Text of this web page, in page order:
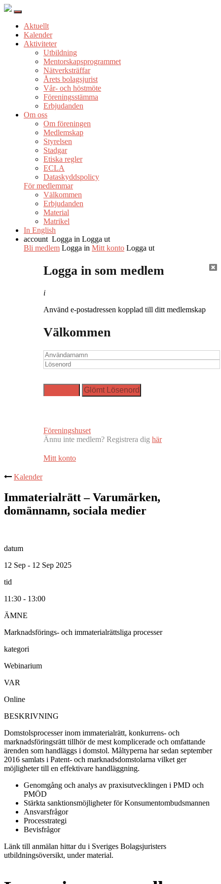
Aktuellt
Kalender
Aktiviteter
Utbildning
Mentorskapsprogrammet
Nätverksträffar
Årets bolagsjurist
Vår- och höstmöte
Föreningsstämma
Erbjudanden
Om oss
Om föreningen
Medlemskap
Styrelsen
Stadgar
Etiska regler
ECLA
Dataskyddspolicy
För medlemmar
Välkommen
Erbjudanden
Material
Matrikel
In English
account Logga in Logga ut
Bli medlem Logga in Mitt konto Logga ut
Logga in som medlem
i
Använd e-postadressen kopplad till ditt medlemskap
Välkommen
Föreningshuset
Ännu inte medlem? Registrera dig här
Mitt konto
Kalender
Immaterialrätt – Varumärken,
domännamn, sociala medier
datum
12 Sep - 12 Sep 2025
tid
11:30 - 13:00
ÄMNE
Marknadsförings- och immaterialrättsliga processer
kategori
Webinarium
VAR
Online
BESKRIVNING
Domstolsprocesser inom immaterialrätt, konkurrens- och
marknadsföringsrätt tillhör de mest komplicerade och omfattande
ärenden som handläggs i domstol. Måltyperna har sedan september
2016 samlats i Patent- och marknadsdomstolarna vilket ger
möjligheter till en effektivare handläggning.
Genomgång och analys av praxisutvecklingen i PMD och
PMÖD
Stärkta sanktionsmöjligheter för Konsumentombudsmannen
Ansvarsfrågor
Processtrategi
Bevisfrågor
Länk till anmälan hittar du i Sveriges Bolagsjuristers
utbildningsöversikt, under material.